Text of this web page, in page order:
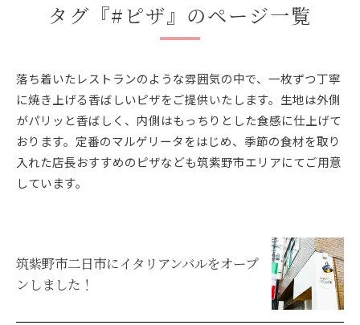
タグ『#ピザ』のページ一覧
落ち着いたレストランのような雰囲気の中で、一枚ずつ丁寧
に焼き上げる香ばしいピザをご提供いたします。生地は外側
がパリッと香ばしく、内側はもっちりとした食感に仕上げて
おります。定番のマルゲリータをはじめ、季節の食材を取り
入れた店長おすすめのピザなども筑紫野市エリアにてご用意
しています。
筑紫野市二日市にイタリアンバルをオープ
ンしました！